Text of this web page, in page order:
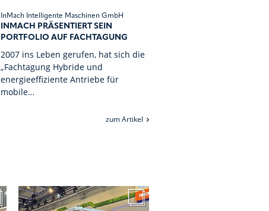
InMach Intelligente Maschinen GmbH
INMACH PRÄSENTIERT SEIN
PORTFOLIO AUF FACHTAGUNG
2007 ins Leben gerufen, hat sich die
„Fachtagung Hybride und
energieeffiziente Antriebe für
mobile…
zum Artikel